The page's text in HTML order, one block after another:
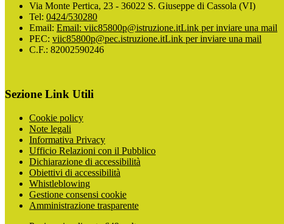
Via Monte Pertica, 23 - 36022 S. Giuseppe di Cassola (VI)
Tel: 0424/530280
Email: Email: viic85800p@istruzione.itLink per inviare una mail
PEC: viic85800p@pec.istruzione.itLink per inviare una mail
C.F.: 82002590246
Sezione Link Utili
Cookie policy
Note legali
Informativa Privacy
Ufficio Relazioni con il Pubblico
Dichiarazione di accessibilità
Obiettivi di accessibilità
Whistleblowing
Gestione consensi cookie
Amministrazione trasparente